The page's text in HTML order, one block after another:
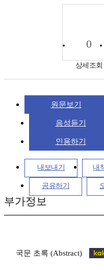
0
상세조회
원문보기
음성듣기
인용하기
내보내기 내
공유하기
부가정보
국문 초록 (Abstract)